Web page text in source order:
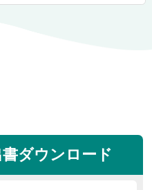
ダウンロード